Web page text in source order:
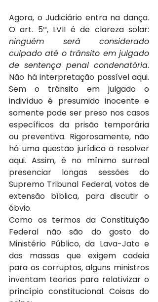
Agora, o Judiciário entra na dança.
ninguém será considerado
culpado até o trânsito em julgado
de sentença penal condenatória.
Não há interpretação possível aqui.
Sem o trânsito em julgado o
indivíduo é presumido inocente e
somente pode ser preso nos casos
específicos da prisão temporária
ou preventiva. Rigorosamente, não
há uma questão jurídica a resolver
aqui. Assim, é no mínimo surreal
presenciar longas sessões do
Supremo Tribunal Federal, votos de
extensão bíblica, para discutir o
óbvio.
Como os termos da Constituição
Federal não são do gosto do
Ministério Público, da Lava-Jato e
das massas que exigem cadeia
para os corruptos, alguns ministros
inventam teorias para relativizar o
princípio constitucional. Coisas do